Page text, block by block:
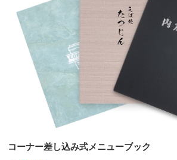
コーナー差し込み式メニューブック